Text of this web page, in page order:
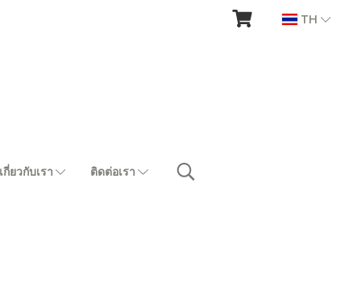
TH
เกี่ยวกับเรา ติดต่อเรา